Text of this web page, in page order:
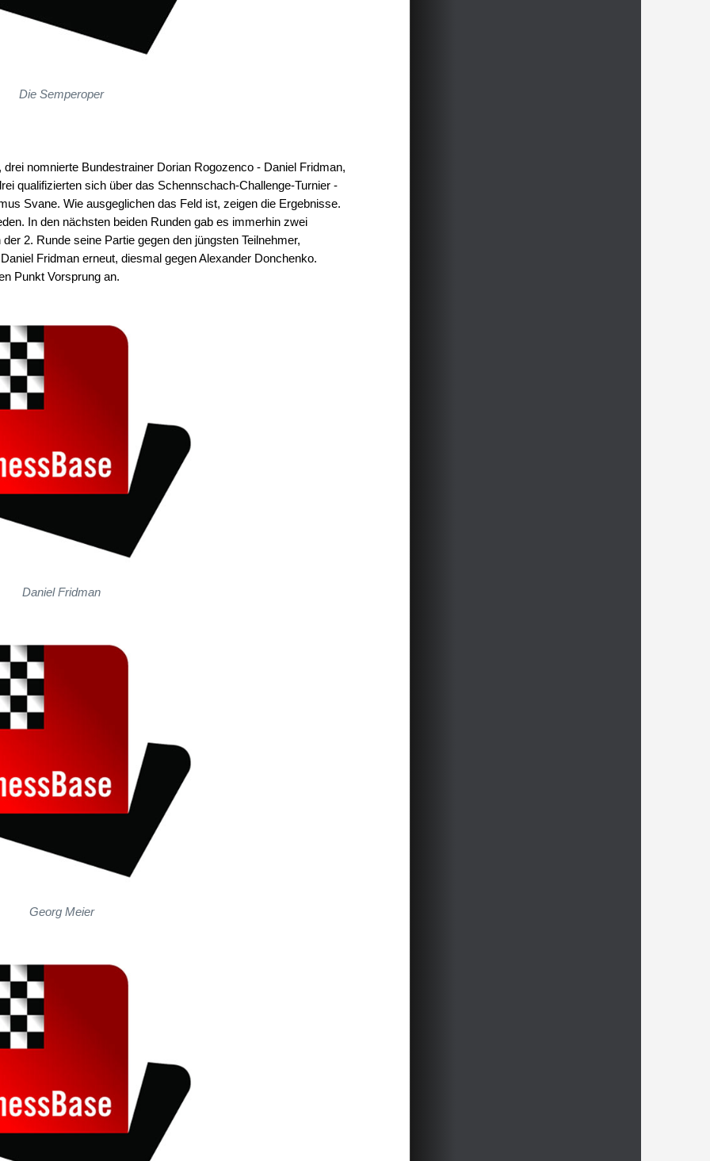
Die Semperoper
nomnierte Bundestrainer Dorian Rogozenco - Daniel Fridman,
qualifizierten sich über das Schennschach-Challenge-Turnier -
Svane. Wie ausgeglichen das Feld ist, zeigen die Ergebnisse.
In den nächsten beiden Runden gab es immerhin zwei
2. Runde seine Partie gegen den jüngsten Teilnehmer,
Fridman erneut, diesmal gegen Alexander Donchenko.
Punkt Vorsprung an.
Daniel Fridman
Georg Meier